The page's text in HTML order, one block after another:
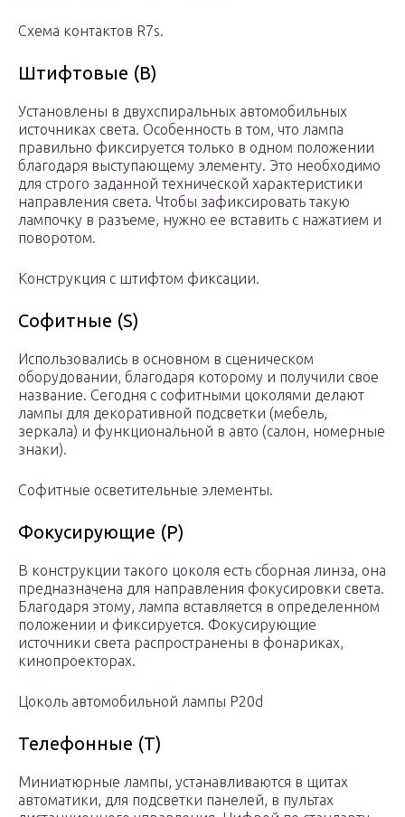
Схема контактов R7s.
Штифтовые (B)
Установлены в двухспиральных автомобильных
источниках света. Особенность в том, что лампа
правильно фиксируется только в одном положении
благодаря выступающему элементу. Это необходимо
для строго заданной технической характеристики
направления света. Чтобы зафиксировать такую
лампочку в разъеме, нужно ее вставить с нажатием и
поворотом.
Конструкция с штифтом фиксации.
Софитные (S)
Использовались в основном в сценическом
оборудовании, благодаря которому и получили свое
название. Сегодня с софитными цоколями делают
лампы для декоративной подсветки (мебель,
зеркала) и функциональной в авто (салон, номерные
знаки).
Софитные осветительные элементы.
Фокусирующие (P)
В конструкции такого цоколя есть сборная линза, она
предназначена для направления фокусировки света.
Благодаря этому, лампа вставляется в определенном
положении и фиксируется. Фокусирующие
источники света распространены в фонариках,
кинопроекторах.
Цоколь автомобильной лампы P20d
Телефонные (T)
Миниатюрные лампы, устанавливаются в щитах
автоматики, для подсветки панелей, в пультах